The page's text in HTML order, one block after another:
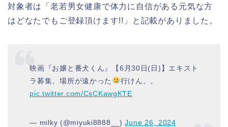
対象者は「老若男女健康で体力に自信がある元気な方
はどなたでもご登録頂けます!!」と記載がありました。
映画『お嬢と番犬くん』【6月30日(日)】エキスト
ラ募集、場所が遠かった
行けん。。
pic.twitter.com/CsCKawgKTE
— milky (@miyuki8888__)June 26, 2024